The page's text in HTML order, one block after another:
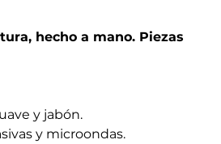
hecho a mano. Piezas
y jabón.
y microondas.